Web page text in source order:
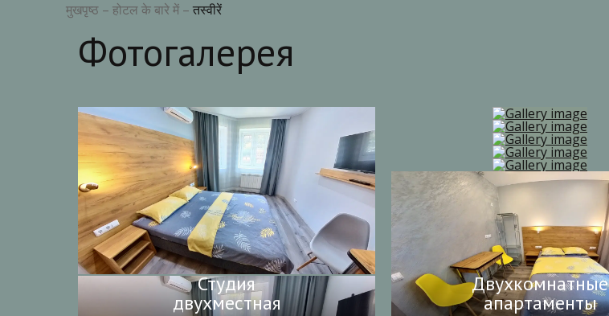
मुखपृष्ठ – होटल के बारे में – तस्वीरें
Фотогалерея
Студия
двухместная
Двухкомнатные
апартаменты